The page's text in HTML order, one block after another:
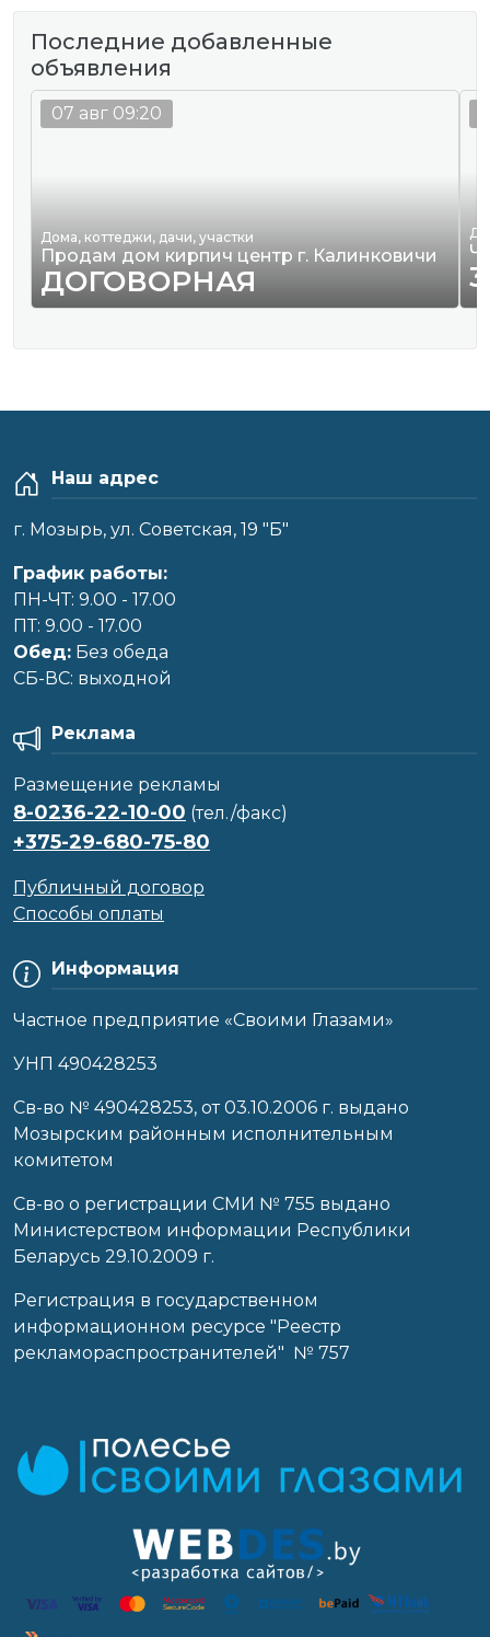
Последние добавленные
объявления
Дома, коттеджи, дачи, участки
Продам дом кирпич центр г. Калинковичи
ДОГОВОРНАЯ
07 авг 09:20
Наш адрес
г. Мозырь, ул. Советская, 19 "Б"
График работы:
ПН-ЧТ: 9.00 - 17.00
ПТ: 9.00 - 17.00
Обед: Без обеда
CБ-ВС: выходной
Информация
Частное предприятие «Своими Глазами»
УНП 490428253
Cв-во № 490428253, от 03.10.2006 г. выдано
Мозырским районным исполнительным
комитетом
Св-во о регистрации СМИ № 755 выдано
Министерством информации Республики
Беларусь 29.10.2009 г.
Регистрация в государственном
информационном ресурсе "Реестр
рекламораспространителей" № 757
Реклама
Размещение рекламы
8-0236-22-10-00 (тел./факс)
+375-29-680-75-80
Публичный договор
Способы оплаты